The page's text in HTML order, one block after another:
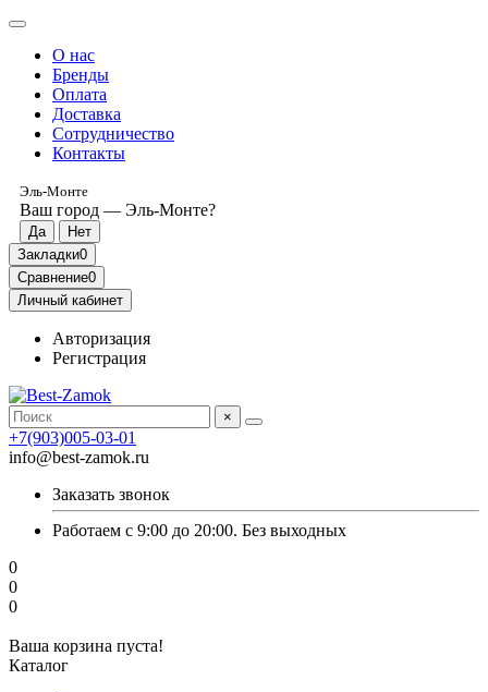
О нас
Бренды
Оплата
Доставка
Сотрудничество
Контакты
Эль-Монте
Ваш город — Эль-Монте?
Закладки0
Сравнение0
Личный кабинет
Авторизация
Регистрация
×
+7(903)005-03-01
info@best-zamok.ru
Заказать звонок
Работаем с 9:00 до 20:00. Без выходных
0
0
0
Ваша корзина пуста!
Каталог